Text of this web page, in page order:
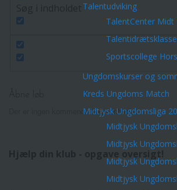
Talentudviking
TalentCenter Midt
Sportscollege
Ungdomskurser og
Kreds Ungdoms Match
Midtjysk Ungdomsliga
Midtjysk
Midtjysk
Midtjysk
Midtjysk
Der er ingen kommende begivenheder.